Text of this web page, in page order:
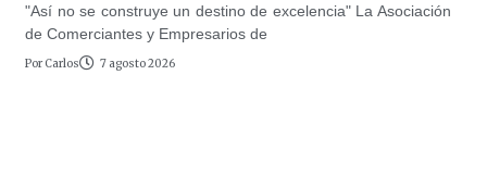
"Así no se construye un destino de excelencia" La Asociación
de Comerciantes y Empresarios de
Por Carlos 7 agosto 2026